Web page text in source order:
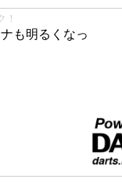
も明るくなっ